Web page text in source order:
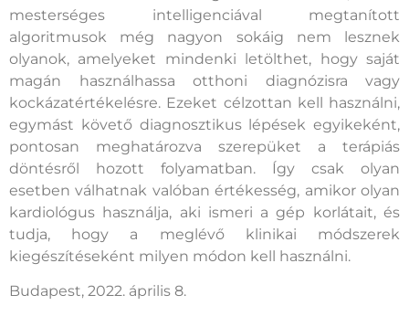
mesterséges intelligenciával megtanított
algoritmusok még nagyon sokáig nem lesznek
olyanok, amelyeket mindenki letölthet, hogy saját
magán használhassa otthoni diagnózisra vagy
kockázatértékelésre. Ezeket célzottan kell használni,
egymást követő diagnosztikus lépések egyikeként,
pontosan meghatározva szerepüket a terápiás
döntésről hozott folyamatban. Így csak olyan
esetben válhatnak valóban értékesség, amikor olyan
kardiológus használja, aki ismeri a gép korlátait, és
tudja, hogy a meglévő klinikai módszerek
kiegészítéseként milyen módon kell használni.
Budapest, 2022. április 8.